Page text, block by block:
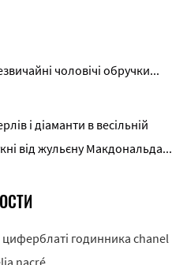
чоловічі обручки...
і діаманти в весільній
від жульєну Макдональда...
циферблаті годинника chanel